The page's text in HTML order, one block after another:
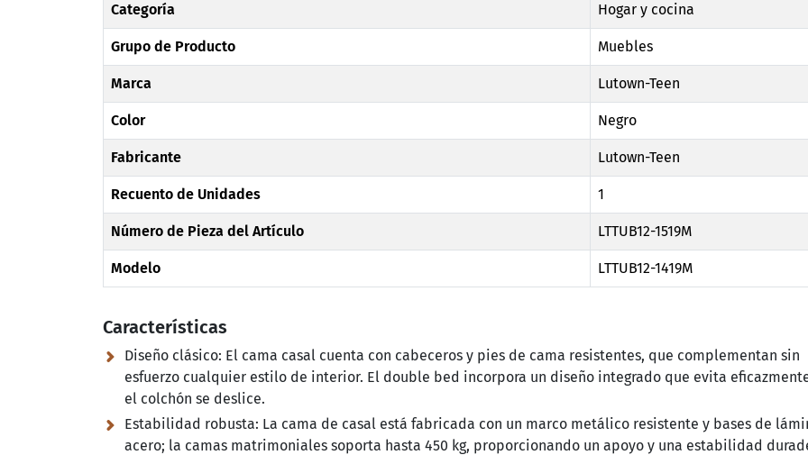
Categoría Hogar y cocina
Grupo de Producto Muebles
Marca Lutown-Teen
Color Negro
Fabricante Lutown-Teen
Recuento de Unidades 1
Número de Pieza del Artículo LTTUB12-1519M
Modelo LTTUB12-1419M
Características
Diseño clásico: El cama casal cuenta con cabeceros y pies de cama resistentes, que complementan sin
esfuerzo cualquier estilo de interior. El double bed incorpora un diseño integrado que evita
el colchón se deslice.
Estabilidad robusta: La cama de casal está fabricada con un marco metálico resistente y bases de
acero; la camas matrimoniales soporta hasta 450 kg, proporcionando un apoyo y una estabilidad